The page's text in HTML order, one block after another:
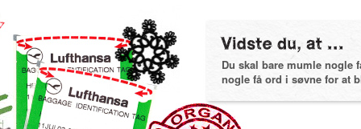
Du skal bare mumle nogle
nogle få ord i søvne for at